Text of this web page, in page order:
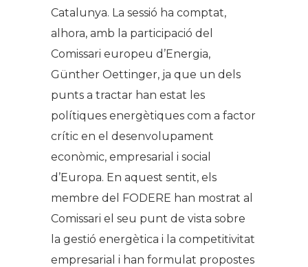
Catalunya. La sessió ha comptat,
alhora, amb la participació del
Comissari europeu d’Energia,
Günther Oettinger, ja que un dels
punts a tractar han estat les
polítiques energètiques com a factor
crític en el desenvolupament
econòmic, empresarial i social
d’Europa. En aquest sentit, els
membre del FODERE han mostrat al
Comissari el seu punt de vista sobre
la gestió energètica i la competitivitat
empresarial i han formulat propostes